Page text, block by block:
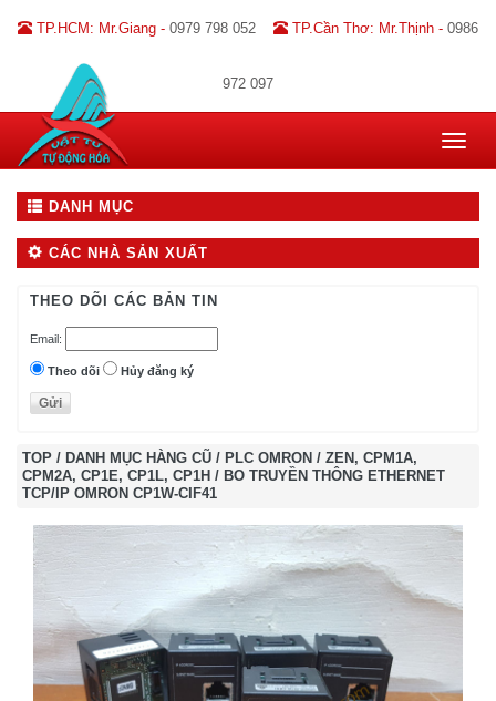
TP.HCM: Mr.Giang - 0979 798 052 TP.Cần Thơ: Mr.Thịnh - 0986
972 097
Toggle
DANH MỤC
CÁC NHÀ SẢN XUẤT
THEO DÕI CÁC BẢN TIN
Email:
Theo dõi Hủy đăng ký
TOP / DANH MỤC HÀNG CŨ / PLC OMRON / ZEN, CPM1A,
CPM2A, CP1E, CP1L, CP1H / BO TRUYỀN THÔNG ETHERNET
TCP/IP OMRON CP1W-CIF41